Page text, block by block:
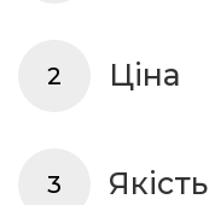
2 Ціна
3 Якість